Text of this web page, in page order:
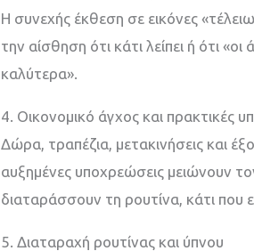
Η συνεχής έκθεση σε εικόνες
την αίσθηση ότι κάτι λείπει ή ότι
καλύτερα».
4. Οικονομικό άγχος και πρακτικές
Δώρα, τραπέζια, μετακινήσεις και
αυξημένες υποχρεώσεις μειώνουν
διαταράσσουν τη ρουτίνα, κάτι που
5. Διαταραχή ρουτίνας και ύπνου